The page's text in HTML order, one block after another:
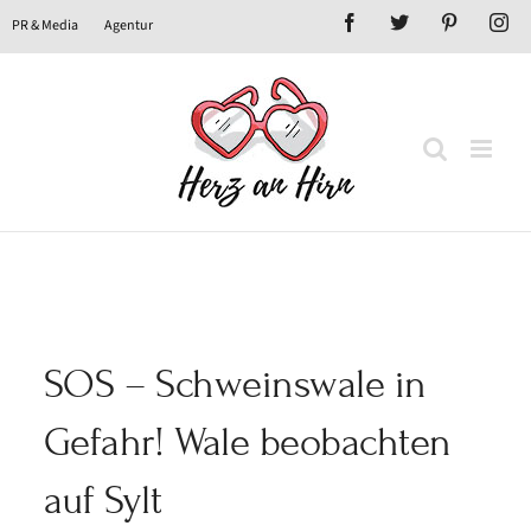
Zum
Inhalt
PR & Media Agentur Facebook
X Pinterest
SOS – Schweinswale in
Gefahr! Wale beobachten
auf Sylt